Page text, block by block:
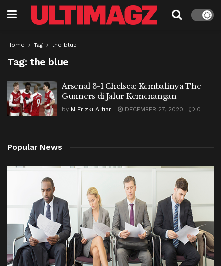
Home Tag the blue
Tag: the blue
Arsenal 3-1 Chelsea: Kembalinya The
Gunners di Jalur Kemenangan
by M Frizki Alfian DECEMBER 27, 2020 0
Popular News